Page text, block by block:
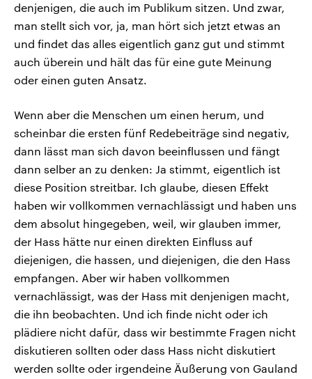
denjenigen, die auch im Publikum sitzen. Und zwar,
man stellt sich vor, ja, man hört sich jetzt etwas an
und findet das alles eigentlich ganz gut und stimmt
auch überein und hält das für eine gute Meinung
oder einen guten Ansatz.
Wenn aber die Menschen um einen herum, und
scheinbar die ersten fünf Redebeiträge sind negativ,
dann lässt man sich davon beeinflussen und fängt
dann selber an zu denken: Ja stimmt, eigentlich ist
diese Position streitbar. Ich glaube, diesen Effekt
haben wir vollkommen vernachlässigt und haben uns
dem absolut hingegeben, weil, wir glauben immer,
der Hass hätte nur einen direkten Einfluss auf
diejenigen, die hassen, und diejenigen, die den Hass
empfangen. Aber wir haben vollkommen
vernachlässigt, was der Hass mit denjenigen macht,
die ihn beobachten. Und ich finde nicht oder ich
plädiere nicht dafür, dass wir bestimmte Fragen nicht
diskutieren sollten oder dass Hass nicht diskutiert
werden sollte oder irgendeine Äußerung von Gauland